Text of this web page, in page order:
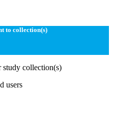
to collection(s)
study collection(s)
users